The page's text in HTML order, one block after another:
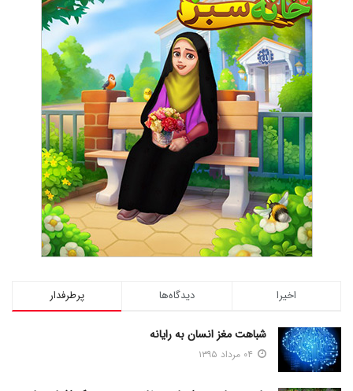
پرطرفدار دیدگاه‌ها اخیرا
شباهت مغز انسان به رایانه